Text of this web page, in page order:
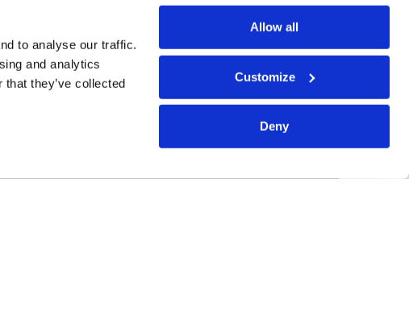
to analyse our traffic.
and analytics
they’ve collected
Allow all
Customize
Deny